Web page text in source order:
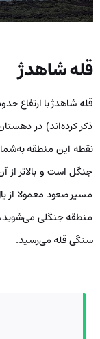
قله شاهدژ
ذکر کرده‌اند) در
جنگل است و بالاتر از
مسیر صعود معمولا از
منطقه جنگلی
سنگی قله می‌رسید.